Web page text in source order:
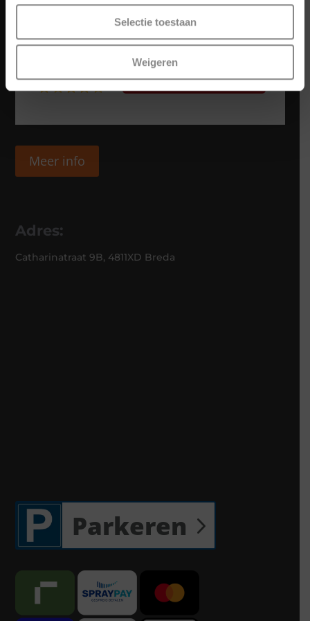
Selectie toestaan
Weigeren
Meer info
Adres:
Catharinatraat 9B, 4811XD Breda
Parkeren